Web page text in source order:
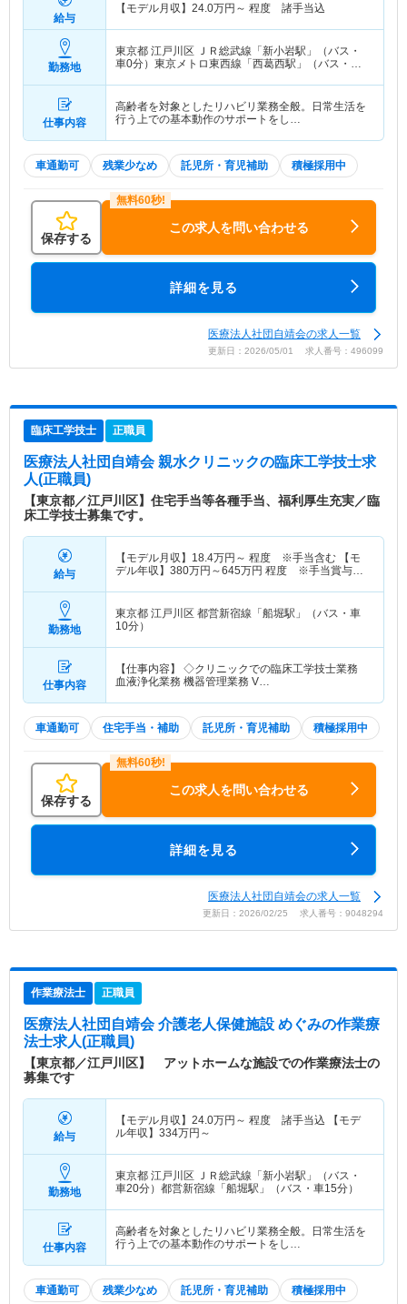
給与
【モデル月収】 24.0万円～ 程度 諸手当込
勤務地
東京都 江戸川区
ＪＲ総武線「新小岩駅」（バス・
車0分）東京メトロ東西線「西葛西駅」（バス・車0
仕事内容
高齢者を対象としたリハビリ業務全般。日常生活を
行う上での基本動作のサポートをし…
車通勤可 残業少なめ 託児所・育児補助 積極採用中
保存する
この求人を問い合わせる
詳細を見る
医療法人社団自靖会の求人一覧
更新日：2026/05/01 求人番号：496099
臨床工学技士 正職員
医療法人社団自靖会 親水クリニックの臨床工学技士求
人(正職員)
【東京都／江戸川区】住宅手当等各種手当、福利厚生充実／臨
床工学技士募集です。
給与
【モデル月収】 18.4万円～ 程度 ※手当含む 【モ
デル年収】 380万円～645万円 程度 ※手当賞与
勤務地
東京都 江戸川区 都営新宿線「船堀駅」（バス・車
10分）
仕事内容
【仕事内容】 ◇クリニックでの臨床工学技士業務
血液浄化業務 機器管理業務 V…
車通勤可 住宅手当・補助 託児所・育児補助 積極採用中
保存する
この求人を問い合わせる
詳細を見る
医療法人社団自靖会の求人一覧
更新日：2026/02/25 求人番号：9048294
作業療法士 正職員
医療法人社団自靖会 介護老人保健施設 めぐみの作業療
法士求人(正職員)
【東京都／江戸川区】 アットホームな施設での作業療法士の
募集です
給与
【モデル月収】 24.0万円～ 程度 諸手当込 【モデ
ル年収】 334万円～
勤務地
東京都 江戸川区
ＪＲ総武線「新小岩駅」（バス・
車20分）都営新宿線「船堀駅」（バス・車15分）
仕事内容
高齢者を対象としたリハビリ業務全般。日常生活を
行う上での基本動作のサポートをし…
車通勤可 残業少なめ 託児所・育児補助 積極採用中